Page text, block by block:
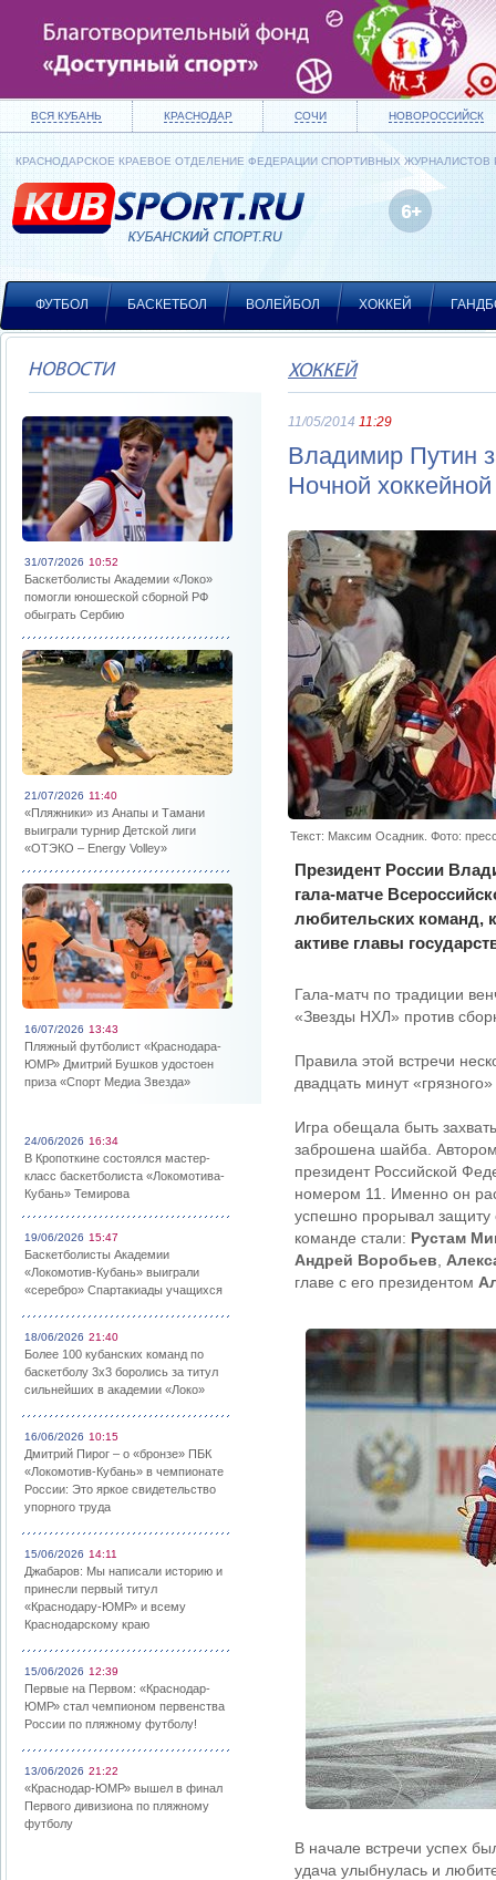
ВСЯ КУБАНЬ КРАСНОДАР СОЧИ НОВОРОССИЙСК
КРАСНОДАРСКОЕ КРАЕВОЕ ОТДЕЛЕНИЕ ФЕДЕРАЦИИ СПОРТИВНЫХ ЖУРНАЛИСТОВ
ФУТБОЛ БАСКЕТБОЛ ВОЛЕЙБОЛ ХОККЕЙ
НОВОСТИ
31/07/2026 10:52
Баскетболисты Академии «Локо»
помогли юношеской сборной РФ
обыграть Сербию
21/07/2026 11:40
«Пляжники» из Анапы и Тамани
выиграли турнир Детской лиги
«ОТЭКО – Energy Volley»
16/07/2026 13:43
Пляжный футболист «Краснодара-
ЮМР» Дмитрий Бушков удостоен
приза «Спорт Медиа Звезда»
24/06/2026 16:34
В Кропоткине состоялся мастер-
класс баскетболиста «Локомотива-
Кубань» Темирова
19/06/2026 15:47
Баскетболисты Академии
«Локомотив-Кубань» выиграли
«серебро» Спартакиады учащихся
18/06/2026 21:40
Более 100 кубанских команд по
баскетболу 3х3 боролись за титул
сильнейших в академии «Локо»
16/06/2026 10:15
Дмитрий Пирог – о «бронзе» ПБК
«Локомотив-Кубань» в чемпионате
России: Это яркое свидетельство
упорного труда
15/06/2026 14:11
Джабаров: Мы написали историю и
принесли первый титул
«Краснодару-ЮМР» и всему
Краснодарскому краю
15/06/2026 12:39
Первые на Первом: «Краснодар-
ЮМР» стал чемпионом первенства
России по пляжному футболу!
13/06/2026 21:22
«Краснодар-ЮМР» вышел в финал
Первого дивизиона по пляжному
футболу
ХОККЕЙ
11/05/2014 11:29
Владимир Путин
Ночной хоккейной
Текст: Максим Осадник. Фото:
Президент России
гала-матче
любительских команд,
активе главы
Гала-матч по традиции
«Звезды НХЛ» против
Правила этой встречи
двадцать минут
Игра обещала быть
заброшена шайба. Автором
президент Российской
номером 11. Именно он
успешно прорывал защиту
команде стали: Рустам
Андрей Воробьев
главе с его президентом
В начале встречи успех
удача улыбнулась и